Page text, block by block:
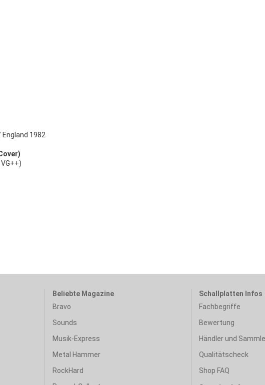
1982
Beliebte Magazine
Bravo
Sounds
Musik-Express
Metal Hammer
RockHard
Schallplatten Infos
Fachbegriffe
Bewertung
Händler und
Qualitätscheck
Shop FAQ